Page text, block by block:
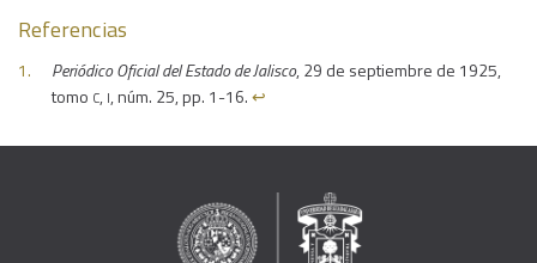
Referencias
Periódico Oficial del Estado de Jalisco, 29 de septiembre de 1925,
tomo c,i, núm. 25, pp. 1-16.↩︎